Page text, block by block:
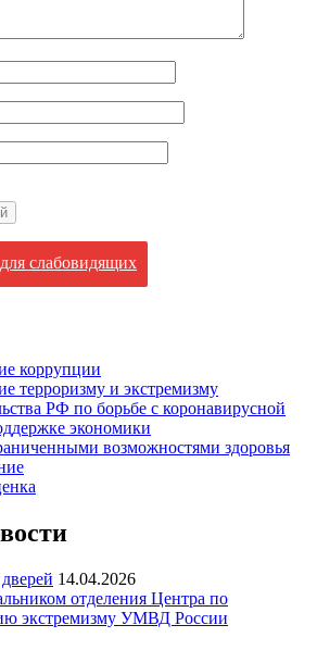
слабовидящих
коррупции
терроризму и экстремизму
РФ по борьбе с коронавирусной
экономики
возможностями здоровья
14.04.2026
отделения Центра по
экстремизму УМВД России